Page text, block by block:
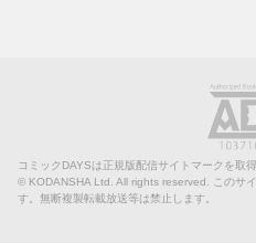
コミックDAYSは正規版配信サイトマークを取
© KODANSHA Ltd. All rights reserved. このサ
す。無断複製転載放送等は禁止します。